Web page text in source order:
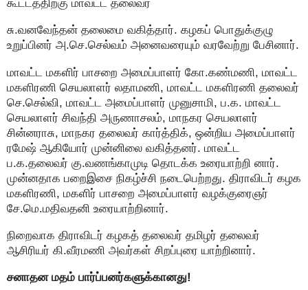
சு.வனவேந்தன் தலைமை வகித்தார். கழகப் பொதுக்குழு
உறுப்பினர் அ.செ.செல்வம் அனைவரையும் வரவேற்று பேசினார்.
மாவட்ட மகளிர் பாசறை அமைப்பாளர் கோ.கண்மணி, மாவட்ட
மகளிரணி செயலாளர் லதாமணி, மாவட்ட மகளிரணி தலைவர்
செ.செல்வி, மாவட்ட அமைப்பாளர் முனுசாமி, ப.க. மாவட்ட
செயலாளர் சிவந்தி அருணாசலம், மாநகர செயலாளர்
சின்னராசு, மாநகர தலைவர் கார்த்திக், ஒன்றிய அமைப்பாளர்
ரமேஷ் ஆகியோர் முன்னிலை வகித்தனர். மாவட்ட
ப.க.தலைவர் கு.வணங்காமுடி தொடக்க உரையாற்றி னார்.
முன்னதாக பறைஇசை நிகழ்ச்சி நடைபெற்றது. திராவிடர் கழக
மகளிரணி, மகளிர் பாசறை அமைப்பாளர் வழக்குரைஞர்
சே.மெ.மதிவதனி உரையாற்றினார்.
நிறைவாக திராவிடர் கழகத் தலைவர் தமிழர் தலைவர்
ஆசிரியர் கி.வீரமணி அவர்கள் சிறப்புரை யாற்றினார்.
சனாதன மதம் பார்ப்பனர்களுக்கானது!